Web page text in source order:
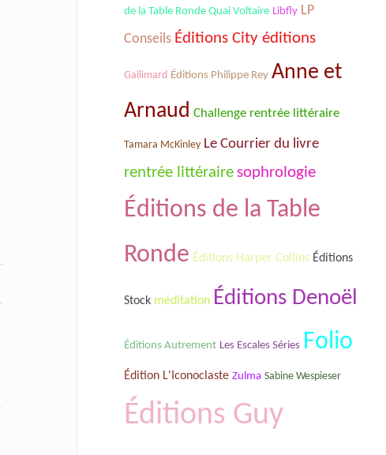
de la Table Ronde Quai Voltaire Libfly LP
Conseils Éditions City éditions
Gallimard Éditions Philippe Rey Anne et
Arnaud Challenge rentrée littéraire
Tamara McKinley Le Courrier du livre
rentrée littéraire sophrologie
Éditions de la Table
Ronde Éditions Harper Collins Éditions
Stock méditation Éditions Denoël
Éditions Autrement Les Escales Séries Folio
Édition L'Iconoclaste Zulma Sabine Wespieser
Éditions Guy